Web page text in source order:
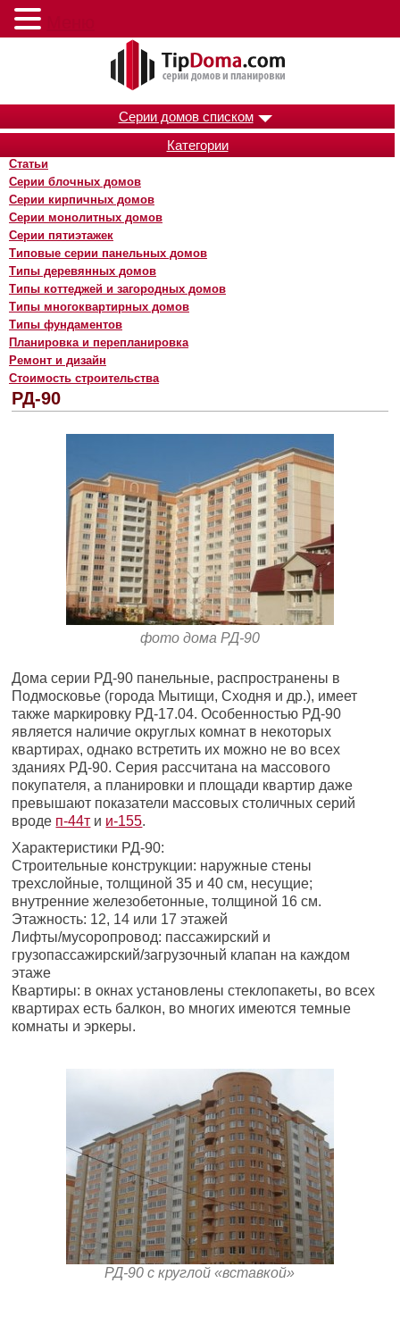
Серии домов списком
Категории
Статьи
Серии блочных домов
Серии кирпичных домов
Серии монолитных домов
Серии пятиэтажек
Типовые серии панельных домов
Типы деревянных домов
Типы коттеджей и загородных домов
Типы многоквартирных домов
Типы фундаментов
Планировка и перепланировка
Ремонт и дизайн
Стоимость строительства
РД-90
фото дома РД-90
Дома серии РД-90 панельные, распространены в
Подмосковье (города Мытищи, Сходня и др.), имеет
также маркировку РД-17.04. Особенностью РД-90
является наличие округлых комнат в некоторых
квартирах, однако встретить их можно не во всех
зданиях РД-90. Серия рассчитана на массового
покупателя, а планировки и площади квартир даже
превышают показатели массовых столичных серий
вроде п-44т и и-155.
Характеристики РД-90:
Строительные конструкции: наружные стены
трехслойные, толщиной 35 и 40 см, несущие;
внутренние железобетонные, толщиной 16 см.
Этажность: 12, 14 или 17 этажей
Лифты/мусоропровод: пассажирский и
грузопассажирский/загрузочный клапан на каждом
этаже
Квартиры: в окнах установлены стеклопакеты, во всех
квартирах есть балкон, во многих имеются темные
комнаты и эркеры.
РД-90 с круглой «вставкой»